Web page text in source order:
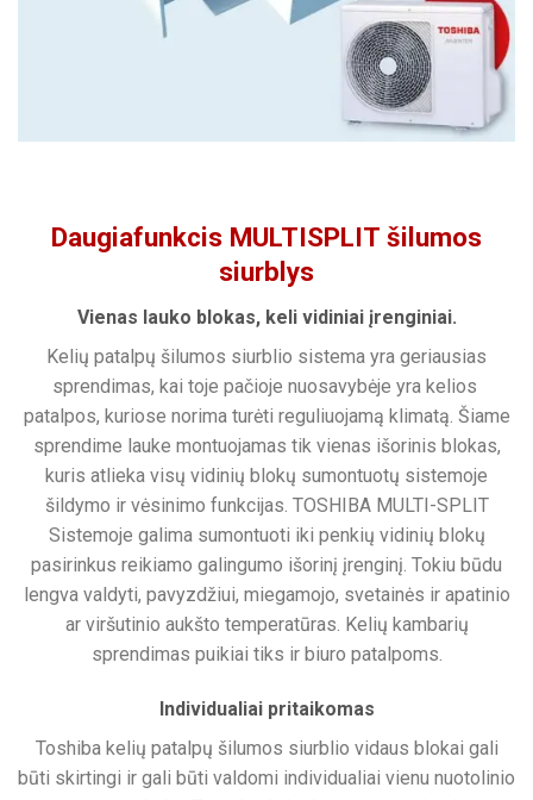
Daugiafunkcis MULTISPLIT šilumos
siurblys
Vienas lauko blokas, keli vidiniai įrenginiai.
Kelių patalpų šilumos siurblio sistema yra geriausias
sprendimas, kai toje pačioje nuosavybėje yra kelios
patalpos, kuriose norima turėti reguliuojamą klimatą. Šiame
sprendime lauke montuojamas tik vienas išorinis blokas,
kuris atlieka visų vidinių blokų sumontuotų sistemoje
šildymo ir vėsinimo funkcijas. TOSHIBA MULTI-SPLIT
Sistemoje galima sumontuoti iki penkių vidinių blokų
pasirinkus reikiamo galingumo išorinį įrenginį. Tokiu būdu
lengva valdyti, pavyzdžiui, miegamojo, svetainės ir apatinio
ar viršutinio aukšto temperatūras. Kelių kambarių
sprendimas puikiai tiks ir biuro patalpoms.
Individualiai pritaikomas
Toshiba kelių patalpų šilumos siurblio vidaus blokai gali
būti skirtingi ir gali būti valdomi individualiai vienu nuotolinio